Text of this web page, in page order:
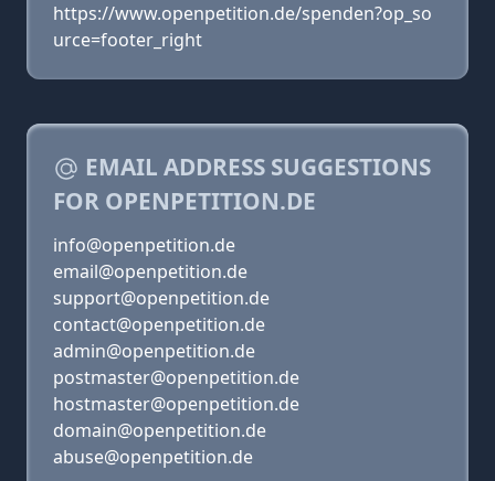
https://www.openpetition.de/spenden?op_so
urce=footer_right
EMAIL ADDRESS SUGGESTIONS
FOR OPENPETITION.DE
info@openpetition.de
email@openpetition.de
support@openpetition.de
contact@openpetition.de
admin@openpetition.de
postmaster@openpetition.de
hostmaster@openpetition.de
domain@openpetition.de
abuse@openpetition.de